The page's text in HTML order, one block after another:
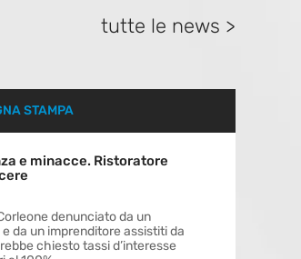
tutte le news >
STAMPA
e minacce. Ristoratore
denunciato da un
da un imprenditore assistiti da
chiesto tassi d’interesse